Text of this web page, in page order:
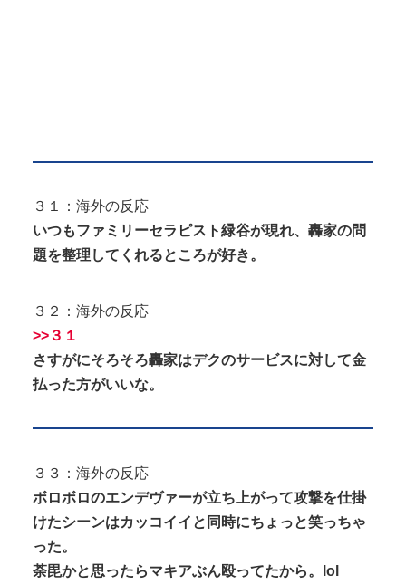
３１：海外の反応
いつもファミリーセラピスト緑谷が現れ、轟家の問
題を整理してくれるところが好き。
３２：海外の反応
>>３１
さすがにそろそろ轟家はデクのサービスに対して金
払った方がいいな。
３３：海外の反応
ボロボロのエンデヴァーが立ち上がって攻撃を仕掛
けたシーンはカッコイイと同時にちょっと笑っちゃ
った。
荼毘かと思ったらマキアぶん殴ってたから。lol